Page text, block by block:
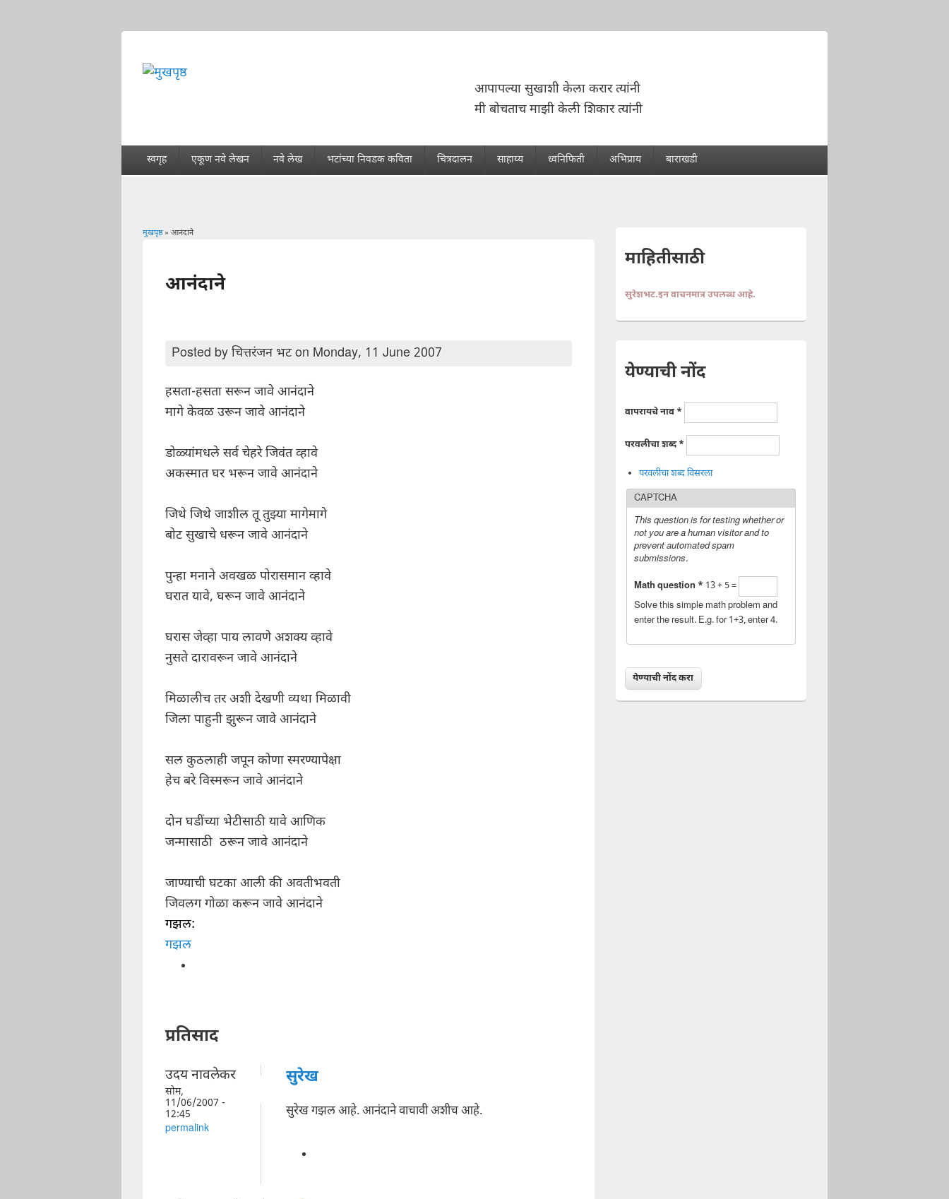
आपापल्या सुखाशी केला करार त्यांनी
मी बोचताच माझी केली शिकार त्यांनी
स्वगृह एकूण नवे लेखन नवे लेख भटांच्या निवडक कविता चित्रदालन साहाय्य ध्वनिफिती अभिप्राय बाराखडी
मुखपृष्ठ» आनंदाने
आनंदाने
Posted by चित्तरंजन भटon Monday, 11 June 2007
हसता-हसता सरून जावे आनंदाने
मागे केवळ उरून जावे आनंदाने
डोळ्यांमधले सर्व चेहरे जिवंत व्हावे
अकस्मात घर भरून जावे आनंदाने
जिथे जिथे जाशील तू तुझ्या मागेमागे
बोट सुखाचे धरून जावे आनंदाने
पुन्हा मनाने अवखळ पोरासमान व्हावे
घरात यावे, घरून जावे आनंदाने
घरास जेव्हा पाय लावणे अशक्य व्हावे
नुसते दारावरून जावे आनंदाने
मिळालीच तर अशी देखणी व्यथा मिळावी
जिला पाहुनी झुरून जावे आनंदाने
सल कुठलाही जपून कोणा स्मरण्यापेक्षा
हेच बरे विस्मरून जावे आनंदाने
दोन घडींच्या भेटीसाठी यावे आणिक
जन्मासाठी ठरून जावे आनंदाने
जाण्याची घटका आली की अवतीभवती
जिवलग गोळा करून जावे आनंदाने
गझल:
गझल
प्रतिसाद
उदय नावलेकर
सोम,
11/06/2007 -
12:45
permalink
सुरेख
सुरेख गझल आहे. आनंदाने वाचावी अशीच आहे.
माहितीसाठी
सुरेशभट.इन वाचनमात्र उपलब्ध आहे.
येण्याची नोंद
वापरायचे नाव *
परवलीचा शब्द*
परवलीचा शब्द विसरला
CAPTCHA
This question is for testing whether or
not you are a human visitor and to
prevent automated spam
submissions.
Math question * 13 + 5 =
Solve this simple math problem and
enter the result. E.g. for 1+3, enter 4.